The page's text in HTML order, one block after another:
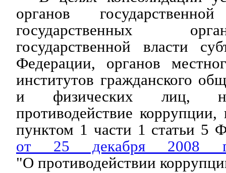
органов
государственных
государственной власти
Федерации, органов
институтов гражданского
и физических лиц,
противодействие
пунктом 1 части 1 статьи 5
от 25 декабря
"О противодействии